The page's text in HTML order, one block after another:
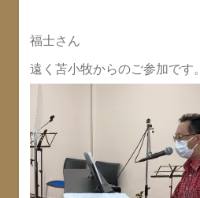
福士さん
遠く苫小牧からのご参加です。